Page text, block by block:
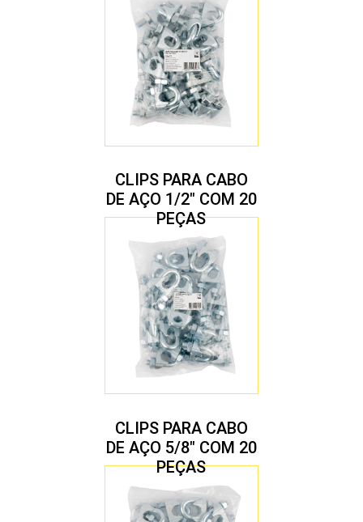
CLIPS PARA CABO
DE AÇO 1/2″ COM 20
PEÇAS
CLIPS PARA CABO
DE AÇO 5/8″ COM 20
PEÇAS